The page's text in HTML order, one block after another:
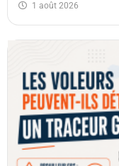
1 août 2026